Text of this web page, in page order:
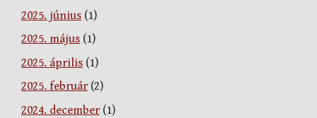
2025. június (1)
2025. május (1)
2025. április (1)
2025. február(2)
2024. december(1)